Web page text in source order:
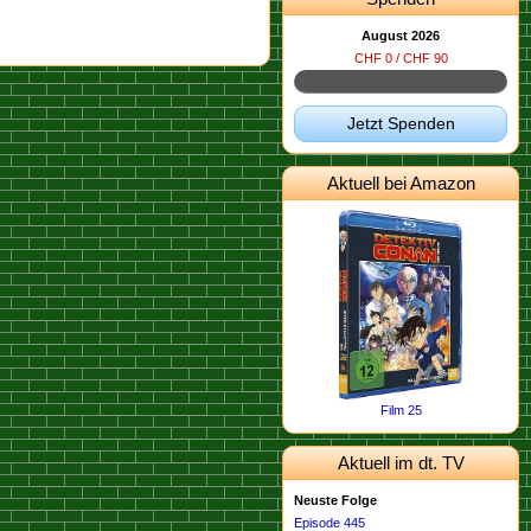
August 2026
CHF 0 / CHF 90
Jetzt Spenden
Aktuell bei Amazon
Film 25
Aktuell im dt. TV
Neuste Folge
Episode 445